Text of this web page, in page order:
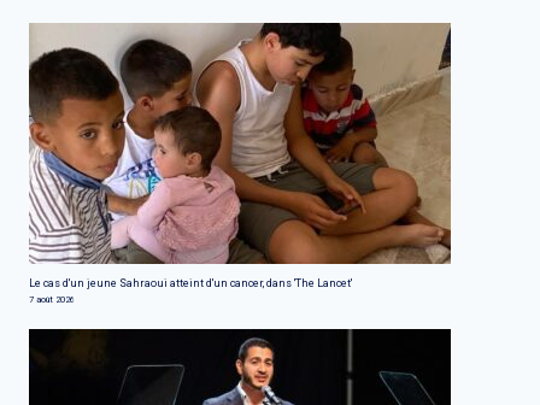
Le cas d'un jeune Sahraoui atteint d'un cancer, dans 'The Lancet'
7 août 2026